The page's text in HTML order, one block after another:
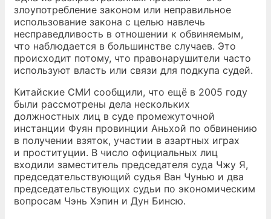
злоупотребление законом или неправильное
использование закона с целью навлечь
несправедливость в отношении к обвиняемым,
что наблюдается в большинстве случаев. Это
происходит потому, что правонарушители часто
используют власть или связи для подкупа судей.
Китайские СМИ сообщили, что ещё в 2005 году
были рассмотрены дела нескольких
должностных лиц в суде промежуточной
инстанции Фуян провинции Аньхой по обвинению
в получении взяток, участии в азартных играх
и проституции. В число официальных лиц
входили заместитель председателя суда Чжу Я,
председательствующий судья Ван Чунью и два
председательствующих судьи по экономическим
вопросам Чэнь Хэпин и Дун Бинсю.